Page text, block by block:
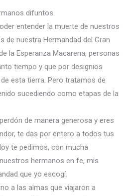
difuntos.
entender la muerte de nuestros
de nuestra Hermandad del Gran
la Esperanza Macarena, personas
tiempo y que por designios
esta tierra. Pero tratamos de
sucediendo como etapas de la
de manera generosa y eres
te das por entero a todos tus
te pedimos, con mucha
hermanos en fe, mis
que yo escogí.
a las almas que viajaron a